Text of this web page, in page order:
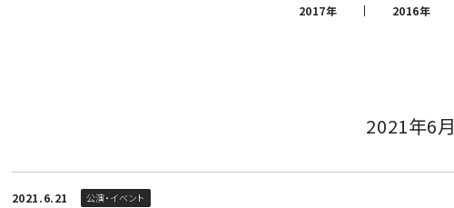
2017年
2016年
2021年6月
2021.6.21 公演・イベント